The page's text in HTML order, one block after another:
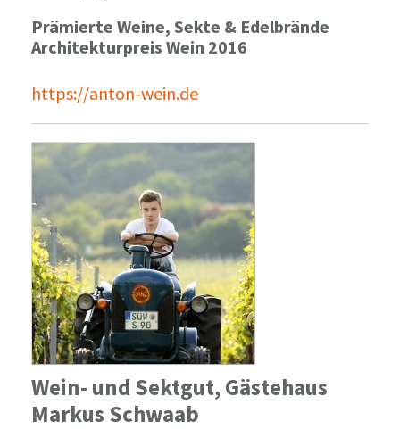
Prämierte Weine, Sekte & Edelbrände
Architekturpreis Wein 2016
https://anton-wein.de
Wein- und Sektgut, Gästehaus
Markus Schwaab